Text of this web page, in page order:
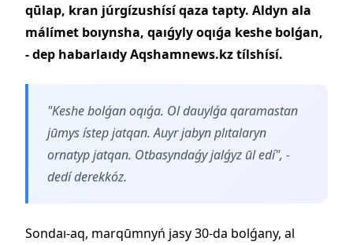
qūlap, kran júrgízushísí qaza tapty. Aldyn ala
málímet boıynsha, qaıǵyly oqıǵa keshe bolǵan,
- dep habarlaıdy Aqshamnews.kz tílshísí.
"Keshe bolǵan oqıǵa. Ol dauylǵa qaramastan
jūmys ístep jatqan. Auyr jabyn plıtalaryn
ornatyp jatqan. Otbasyndaǵy jalǵyz ūl edí", -
dedí derekkóz.
Sondaı-aq, marqūmnyń jasy 30-da bolǵany, al